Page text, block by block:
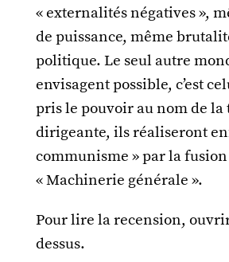
« externalités négatives »,
de puissance, même
politique. Le seul autre
envisagent possible, c’est
pris le pouvoir au nom de la
dirigeante, ils réaliseront
communisme » par la
« Machinerie générale ».
Pour lire la recension,
dessus.